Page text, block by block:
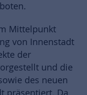
Mittelpunkt
von Innenstadt
der
und die
des neuen